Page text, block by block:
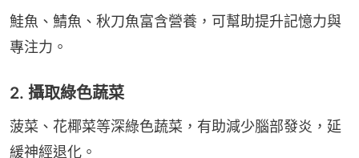
鮭魚、鯖魚、秋刀魚富含營養，可幫助提升記憶力與
專注力。
2. 攝取綠色蔬菜
菠菜、花椰菜等深綠色蔬菜，有助減少腦部發炎，延
緩神經退化。